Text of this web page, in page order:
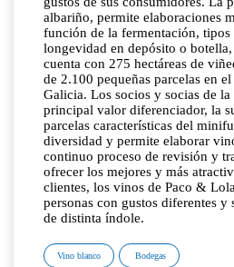
albariño, permite elaboraciones
función de la fermentación, tipos
longevidad en depósito o
cuenta con 275 hectáreas de
de 2.100 pequeñas parcelas en
Galicia. Los socios y socias de
principal valor diferenciador, la
parcelas características del
diversidad y permite elaborar
continuo proceso de revisión y
ofrecer los mejores y más
clientes, los vinos de Paco &
personas con gustos diferentes y
de distinta índole.
Vino blanco Bodegas